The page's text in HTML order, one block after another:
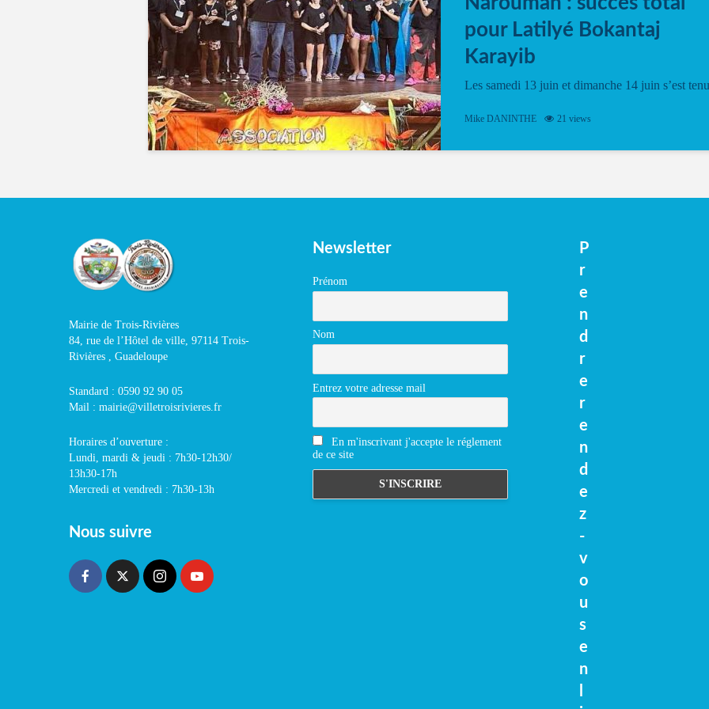
pour Latilyé Bokantaj
Karayib
Les samedi 13 juin et dimanche 14 juin s’est tenu
vibrant à Pierrot Narouman, organisé par
spectacle de fin d’année, présenté à la salle...
Mike DANINTHE 21 views
Mairie de Trois-Rivières
84, rue de l’Hôtel de ville, 97114 Trois-
Rivières , Guadeloupe
Standard : 0590 92 90 05
Mail : mairie@villetroisrivieres.fr
Horaires d’ouverture :
Lundi, mardi & jeudi : 7h30-12h30/
13h30-17h
Mercredi et vendredi : 7h30-13h
Nous suivre
Newsletter
Prénom
Nom
Entrez votre adresse mail
En m'inscrivant j'accepte le réglement
de ce site
P
r
e
n
d
r
e
r
e
n
d
e
z
-
v
o
u
s
e
n